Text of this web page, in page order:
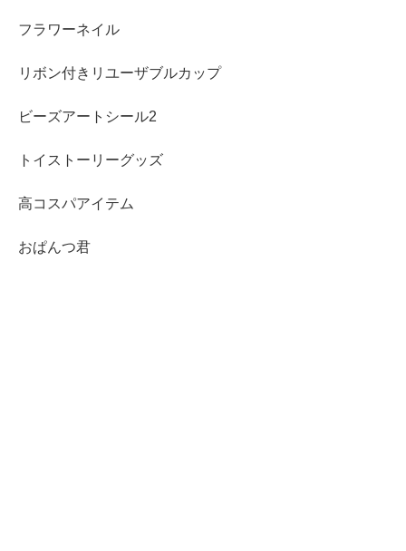
フラワーネイル
リボン付きリユーザブルカップ
ビーズアートシール2
トイストーリーグッズ
高コスパアイテム
おぱんつ君